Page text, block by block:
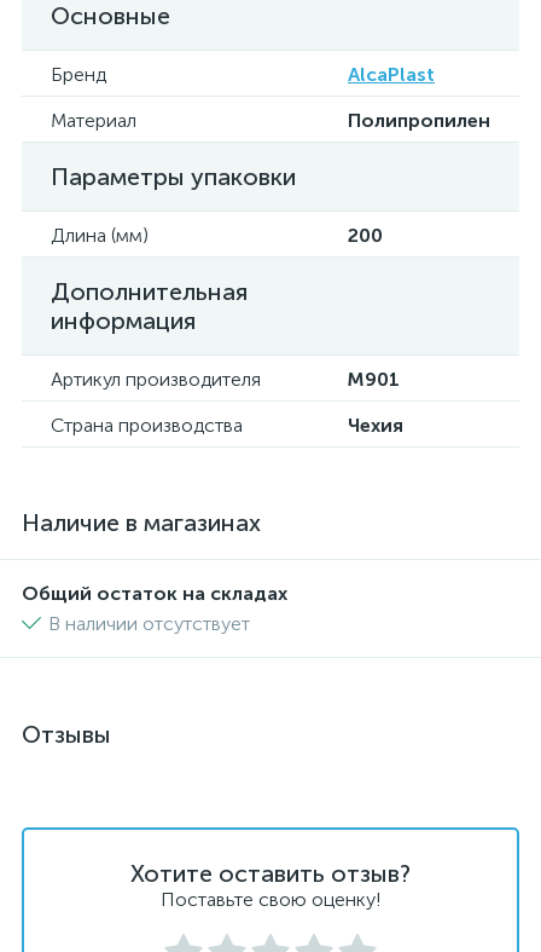
Основные
Бренд
AlcaPlast
Материал
Полипропилен
Параметры упаковки
Длина (мм) 200
Дополнительная
информация
Артикул производителя
M901
Страна производства
Чехия
Наличие в магазинах
Общий остаток на складах
В наличии отсутствует
Отзывы
Хотите оставить отзыв?
Поставьте свою оценку!